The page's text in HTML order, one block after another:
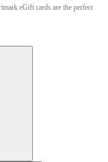
eGift cards are the perfect